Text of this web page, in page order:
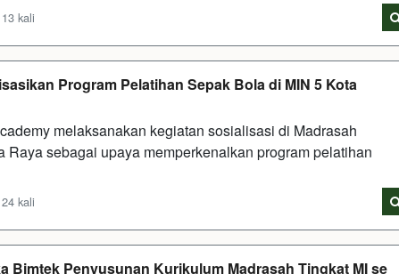
kali
Program Pelatihan Sepak Bola di MIN 5 Kota
melaksanakan kegiatan sosialisasi di Madrasah
Raya sebagai upaya memperkenalkan program pelatihan
kali
Bimtek Penyusunan Kurikulum Madrasah Tingkat MI se